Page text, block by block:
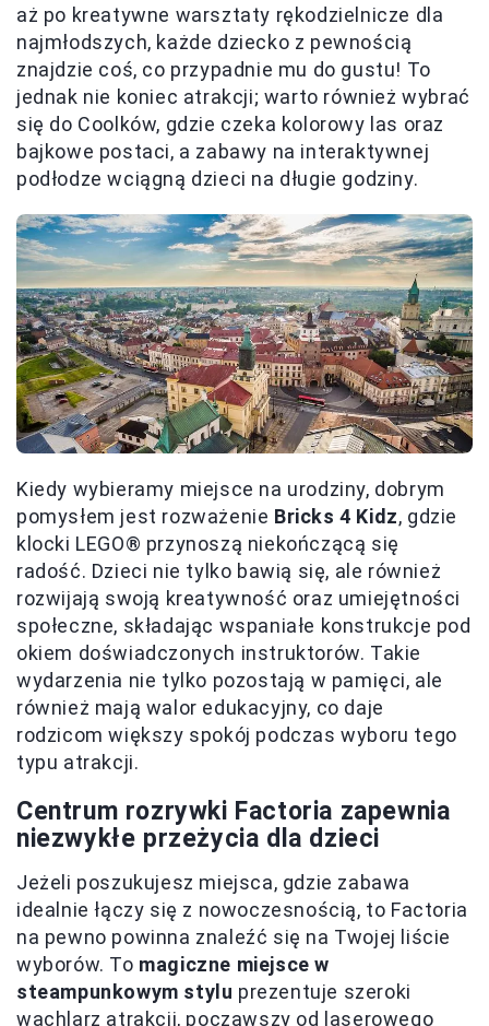
aż po kreatywne warsztaty rękodzielnicze dla
najmłodszych, każde dziecko z pewnością
znajdzie coś, co przypadnie mu do gustu! To
jednak nie koniec atrakcji; warto również wybrać
się do Coolków, gdzie czeka kolorowy las oraz
bajkowe postaci, a zabawy na interaktywnej
podłodze wciągną dzieci na długie godziny.
Kiedy wybieramy miejsce na urodziny, dobrym
pomysłem jest rozważenie Bricks 4 Kidz, gdzie
klocki LEGO® przynoszą niekończącą się
radość. Dzieci nie tylko bawią się, ale również
rozwijają swoją kreatywność oraz umiejętności
społeczne, składając wspaniałe konstrukcje pod
okiem doświadczonych instruktorów. Takie
wydarzenia nie tylko pozostają w pamięci, ale
również mają walor edukacyjny, co daje
rodzicom większy spokój podczas wyboru tego
typu atrakcji.
Centrum rozrywki Factoria zapewnia
niezwykłe przeżycia dla dzieci
Jeżeli poszukujesz miejsca, gdzie zabawa
idealnie łączy się z nowoczesnością, to Factoria
na pewno powinna znaleźć się na Twojej liście
wyborów. To magiczne miejsce w
steampunkowym stylu prezentuje szeroki
wachlarz atrakcji, począwszy od laserowego